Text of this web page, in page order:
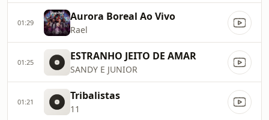
01:29 Aurora Boreal Ao Vivo
Rael
01:25 ESTRANHO JEITO DE AMAR
SANDY E JUNIOR
01:21 Tribalistas
11